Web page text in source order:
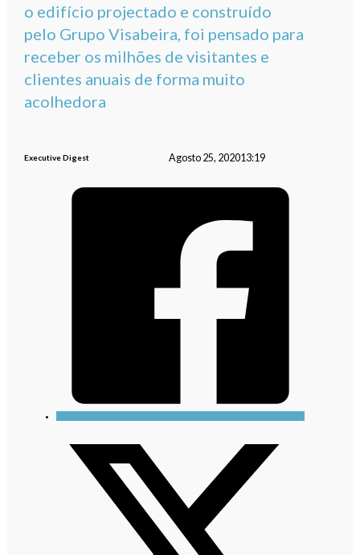
o edifício projectado e construído
pelo Grupo Visabeira, foi pensado para
receber os milhões de visitantes e
clientes anuais de forma muito
acolhedora
Executive Digest Agosto 25, 202013:19